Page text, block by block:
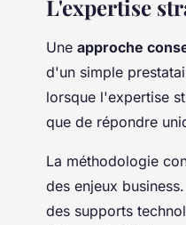
L'expertise
Une approche
d'un simple
lorsque l'expertise
que de répondre
La méthodologie
des enjeux
des supports